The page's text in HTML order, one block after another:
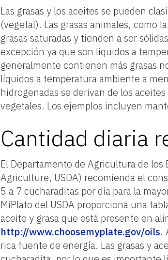
Las grasas y los aceites se pueden
(vegetal). Las grasas animales, como
grasas saturadas y tienden a ser
excepción ya que son líquidos a
generalmente contienen más grasas
líquidos a temperatura ambiente a
hidrogenadas se derivan de los
vegetales. Los ejemplos incluyen
Cantidad diaria
El Departamento de Agricultura de
Agriculture, USDA) recomienda el
5 a 7 cucharaditas por día para la
MiPlato del USDA proporciona una
aceite y grasa que está presente en
http://www.choosemyplate.gov/oils.
rica fuente de energía. Las grasas y